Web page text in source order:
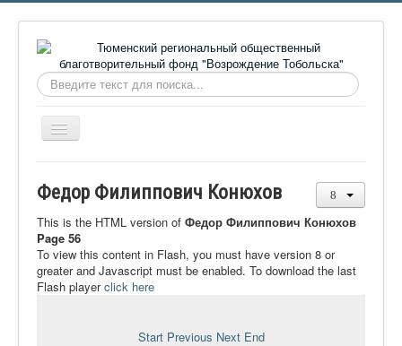
Искать...
Включить/
выключить
О фонде
Онлайн библиотека
Видеоматериалы
Контакты
Федор Филиппович Конюхов
This is the HTML version of Федор Филиппович Конюхов
Page 56
To view this content in Flash, you must have version 8 or
greater and Javascript must be enabled. To download the last
Flash playerclick here
Start Previous Next End